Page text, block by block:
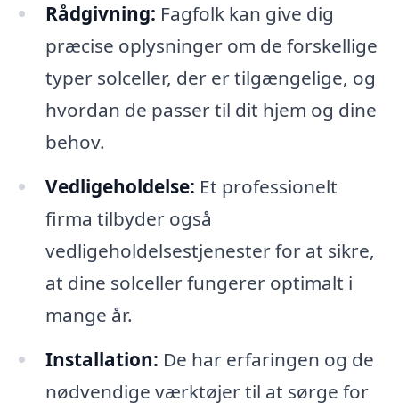
Rådgivning: Fagfolk kan give dig
præcise oplysninger om de forskellige
typer solceller, der er tilgængelige, og
hvordan de passer til dit hjem og dine
behov.
Vedligeholdelse: Et professionelt
firma tilbyder også
vedligeholdelsestjenester for at sikre,
at dine solceller fungerer optimalt i
mange år.
Installation: De har erfaringen og de
nødvendige værktøjer til at sørge for